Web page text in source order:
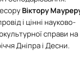
Віктору
і цінні науково-
справи на
Дніпра і Десни.